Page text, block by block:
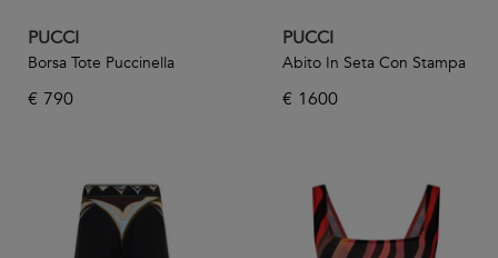
PUCCI
Borsa Tote Puccinella
€ 790
PUCCI
Abito In Seta Con Stampa
€ 1600